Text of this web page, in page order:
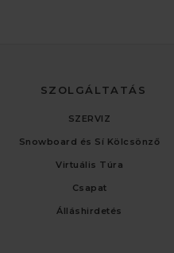
SZOLGÁLTATÁS
SZERVIZ
Snowboard és Sí Kölcsönző
Virtuális Túra
Csapat
Álláshirdetés